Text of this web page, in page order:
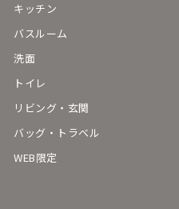
キッチン
バスルーム
洗面
トイレ
リビング・玄関
バッグ・トラベル
WEB限定